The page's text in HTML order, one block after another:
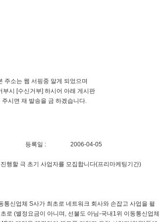
주소는 웹 서핑중 알게 되었으며
시 [수신거부] 하시어 아래 게시판
시면 재 발송을 금 하겠습니다.
등록일 : 2006-04-05
행할 극 초기 사업자를 모집합니다(프리마케팅기간)
통신업체 S사가 최초로 네트워크 회사와 손잡고 사업을 펼
로 (별정요금이 아니며, 선불도 아님-국내1위 이동통신업체